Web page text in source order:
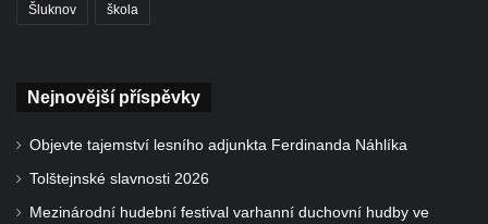
Šluknov škola
Nejnovější příspěvky
Objevte tajemství lesního adjunkta Ferdinanda Náhlíka
Tolštejnské slavnosti 2026
Mezinárodní hudební festival varhanní duchovní hudby ve